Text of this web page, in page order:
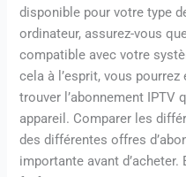
disponible pour votre type
ordinateur, assurez-vous
compatible avec votre
cela à l’esprit, vous
trouver l’abonnement IPTV
appareil. Comparer les
des différentes offres
importante avant